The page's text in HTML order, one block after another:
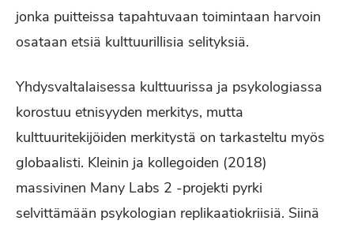
jonka puitteissa tapahtuvaan toimintaan harvoin
osataan etsiä kulttuurillisia selityksiä.
Yhdysvaltalaisessa kulttuurissa ja psykologiassa
korostuu etnisyyden merkitys, mutta
kulttuuritekijöiden merkitystä on tarkasteltu myös
globaalisti. Kleinin ja kollegoiden (2018)
massivinen Many Labs 2 -projekti pyrki
selvittämään psykologian replikaatiokriisiä. Siinä